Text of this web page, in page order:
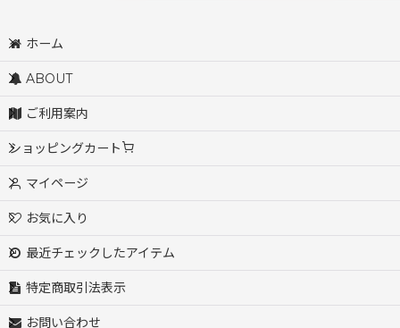
ホーム
ABOUT
ご利用案内
ショッピングカート
マイページ
お気に入り
最近チェックしたアイテム
特定商取引法表示
お問い合わせ